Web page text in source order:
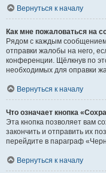
Вернуться к началу
Как мне пожаловаться на
Рядом с каждым
отправки жалобы на него,
конференции. Щёлкнув по
необходимых для оправки
Вернуться к началу
Что означает кнопка
Эта кнопка позволяет вам
закончить и отправить их
перейдите в параграф
Вернуться к началу